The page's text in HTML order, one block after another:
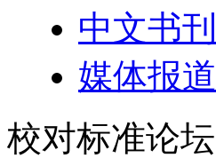
中文书
媒体报
校对标准论